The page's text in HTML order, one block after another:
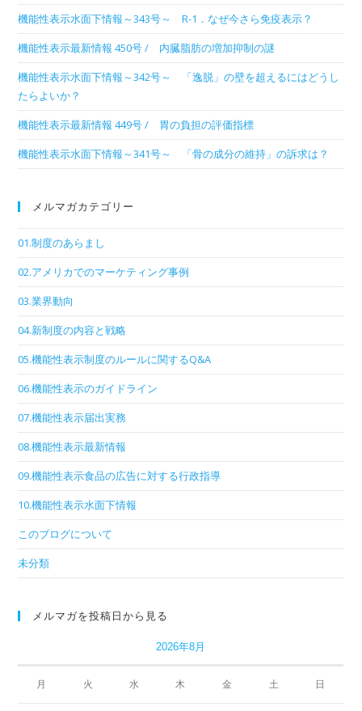
機能性表示水面下情報～343号～ R-1．なぜ今さら免疫表示？
機能性表示最新情報 450号 / 内臓脂肪の増加抑制の謎
機能性表示水面下情報～342号～ 「逸脱」の壁を超えるにはどうし
たらよいか？
機能性表示最新情報 449号 / 胃の負担の評価指標
機能性表示水面下情報～341号～ 「骨の成分の維持」の訴求は？
メルマガカテゴリー
01.制度のあらまし
02.アメリカでのマーケティング事例
03.業界動向
04.新制度の内容と戦略
05.機能性表示制度のルールに関するQ&A
06.機能性表示のガイドライン
07.機能性表示届出実務
08.機能性表示最新情報
09.機能性表示食品の広告に対する行政指導
10.機能性表示水面下情報
このブログについて
未分類
メルマガを投稿日から見る
2026年8月
月 火 水 木 金 土 日